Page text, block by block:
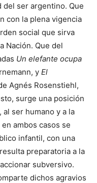
del ser argentino. Que
con la plena vigencia
social que sirva
Nación. Que del
Un elefante ocupa
y El
Agnés Rosenstiehl,
surge una posición
al ser humano y a la
ambos casos se
infantil, con una
preparatoria a la
subversivo.
dichos agravios